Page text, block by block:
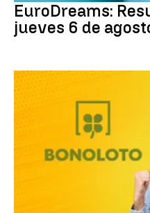
EuroDreams:
jueves 6 de